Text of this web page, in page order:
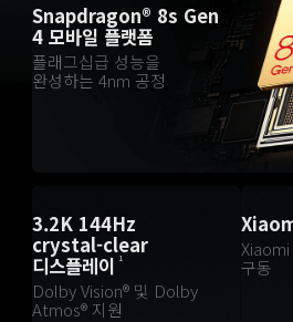
Snapdragon® 8s Gen
4 모바일 플랫폼
플래그십급 성능을
완성하는 4nm 공정
3.2K 144Hz
crystal-clear
디스플레이 1
Dolby Vision® 및 Dolby
Atmos® 지원
구동